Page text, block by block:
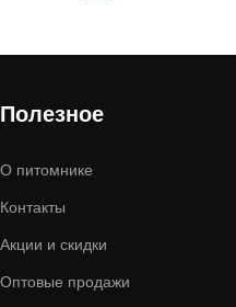
Полезное
О питомнике
Контакты
Акции и скидки
Оптовые продажи